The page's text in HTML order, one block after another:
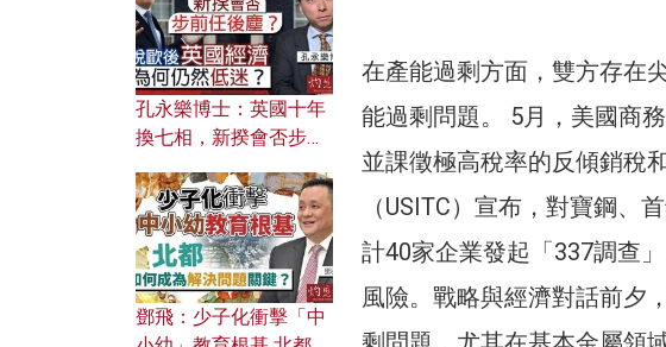
在產能過剩方面，雙方存在
能過剩問題。 5月，美國商
並課徵極高稅率的反傾銷稅
（USITC）宣布，對寶鋼、
計40家企業發起「337調查
風險。戰略與經濟對話前夕
孔永樂博士：英國十年
換七相，新揆會否步前
濟為何仍然低迷？
鄧飛：少子化衝擊「中